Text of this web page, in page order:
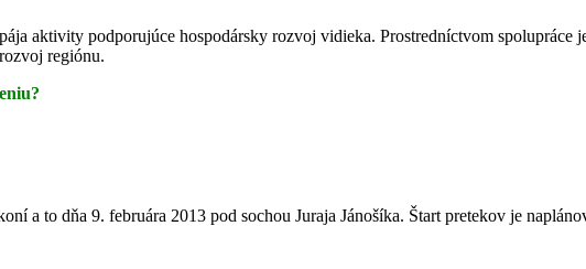
aktivity podporujúce hospodársky rozvoj vidieka. Prostredníctvom spolupráce
regiónu.
a to dňa 9. februára 2013 pod sochou Juraja Jánošíka. Štart pretekov je